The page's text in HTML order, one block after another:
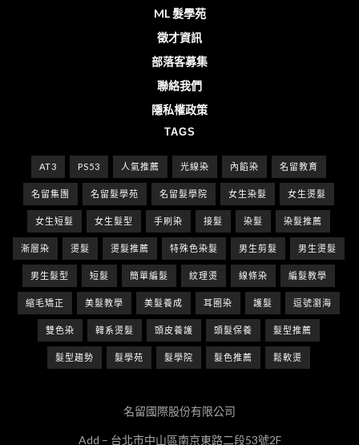
ML 髮學苑
徵才資訊
部落客募集
聯絡我們
隱私權政策
TAGS
AT3 PS53 人氣推薦 光線染 內餡染 名留教育
名留集團 名留髮學苑 名留髮學院 女生染髮 女生燙髮
女生短髮 女生髮型 手刷染 接髮 染髮 染髮推薦
漸層染 燙髮 燙髮推薦 特殊色染髮 男生剪髮 男生燙髮
男生髮型 短髮 簡單編髮 紋理燙 線條染 編髮教學
縮毛矯正 美髮教學 美髮養成 耳圈染 護髮 逗號瀏海
雙色染 韓系燙髮 頭皮養護 頭髮保養 髮型推薦
髮型趨勢 髮學苑 髮學院 髮色推薦 鬆軟燙
名留國際股份有限公司
Add – 台北市中山區南京東路二段53號2F